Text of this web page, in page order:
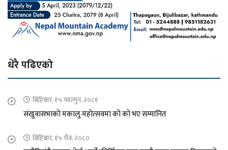
धेरै पढिएको
बिहिबार, १५ फाल्गुन, २०८१
संखुवासभाको मकालु महोत्सवमा को को भए सम्मानित
बिहिबार, १५ चैत्र, २०८०